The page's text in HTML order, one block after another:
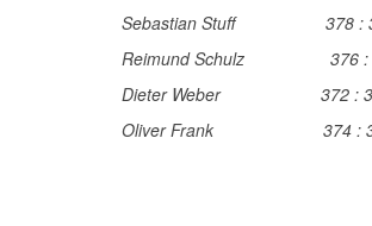
Sebastian Stuff 378 :
Reimund Schulz 376 :
Dieter Weber 372 :
Oliver Frank 374 :